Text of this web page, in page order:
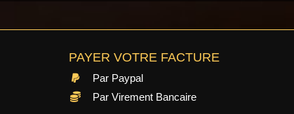
PAYER VOTRE FACTURE
Par Paypal
Par Virement Bancaire